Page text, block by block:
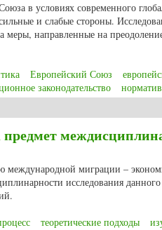
в условиях современного
и слабые стороны.
направленные на
Европейский Союз
законодательство
международной миграции –
исследования
теоретические подходы